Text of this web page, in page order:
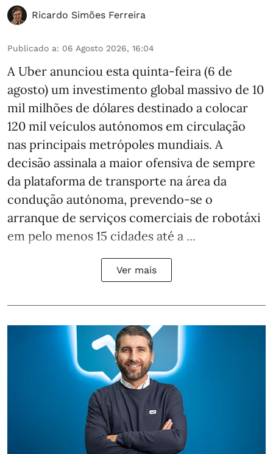
Ricardo Simões Ferreira
Publicado a: 06 Agosto 2026, 16:04
A Uber anunciou esta quinta-feira (6 de
agosto) um investimento global massivo de 10
mil milhões de dólares destinado a colocar
120 mil veículos autónomos em circulação
nas principais metrópoles mundiais. A
decisão assinala a maior ofensiva de sempre
da plataforma de transporte na área da
condução autónoma, prevendo-se o
arranque de serviços comerciais de robotáxi
em pelo menos 15 cidades até a ...
Ver mais